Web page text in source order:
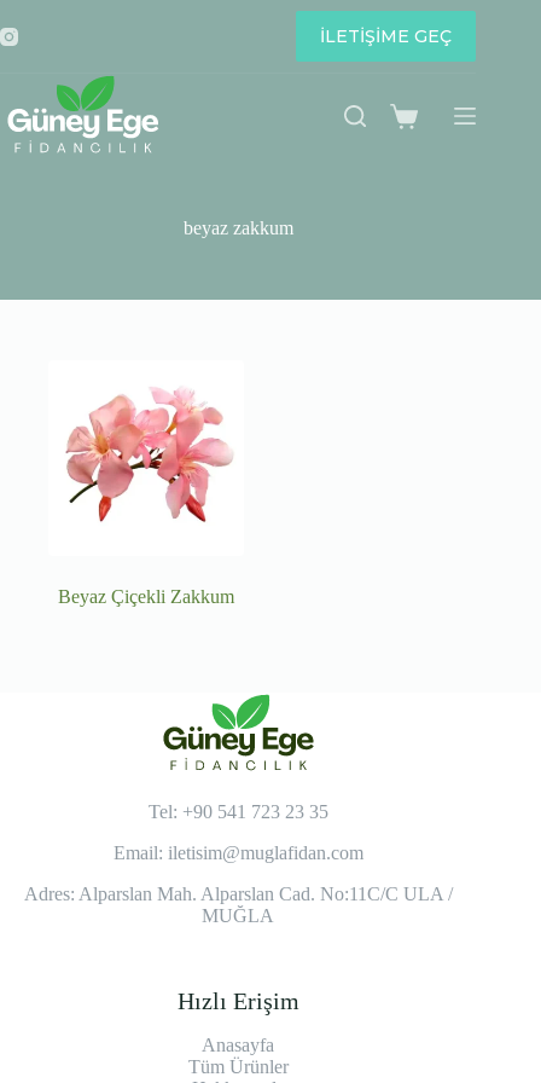
to
content
İLETİŞİME GEÇ
Shopping
beyaz zakkum
Beyaz Çiçekli Zakkum
Tel: +90 541 723 23 35
Email: iletisim@muglafidan.com
Adres: Alparslan Mah. Alparslan Cad. No:11C/C ULA /
MUĞLA
Hızlı Erişim
Anasayfa
Tüm Ürünler